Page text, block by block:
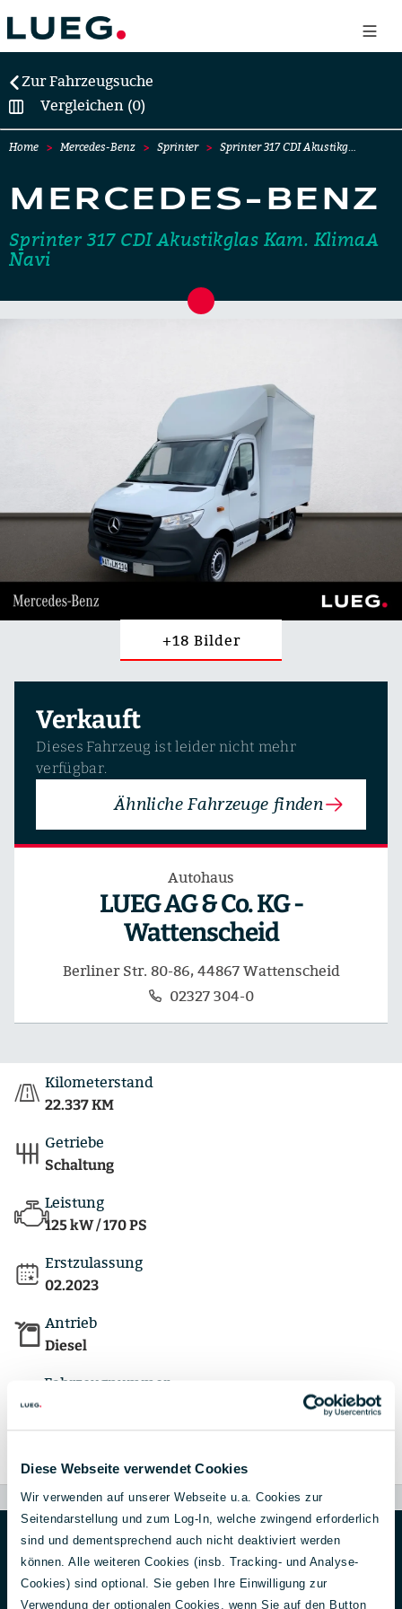
Diese Webseite verwendet Cookies
Wir verwenden auf unserer Webseite u.a. Cookies zur
Seitendarstellung und zum Log-In, welche zwingend erforderlich
sind und dementsprechend auch nicht deaktiviert werden
können. Alle weiteren Cookies (insb. Tracking- und Analyse-
Cookies) sind optional. Sie geben Ihre Einwilligung zur
Verwendung der optionalen Cookies, wenn Sie auf den Button
Zur Fahrzeugsuche
Vergleichen (0)
Home Mercedes-Benz Sprinter Sprinter 317 CDI Akustikg…
MERCEDES-BENZ
Sprinter 317 CDI Akustikglas Kam. KlimaA
Navi
+18 Bilder
Verkauft
Dieses Fahrzeug ist leider nicht mehr
verfügbar.
Ähnliche Fahrzeuge finden
Autohaus
LUEG AG & Co. KG -
Wattenscheid
Berliner Str. 80-86, 44867 Wattenscheid
02327 304-0
Kilometerstand
22.337 KM
Getriebe
Schaltung
Leistung
125 kW / 170 PS
Erstzulassung
02.2023
Antrieb
Diesel
Fahrzeugnummer
sofort
Alles auf einen Blick